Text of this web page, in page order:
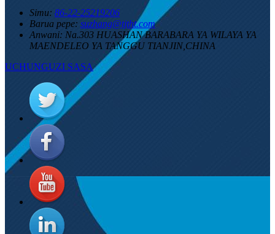
Simu: 86-22-25219206
Barua pepe: suzhang@tjtht.com
Anwani: Na.303 HUASHAN BARABARA YA WILAYA YA
MAENDELEO YA TANGGU TIANJIN,CHINA
UCHUNGUZI SASA